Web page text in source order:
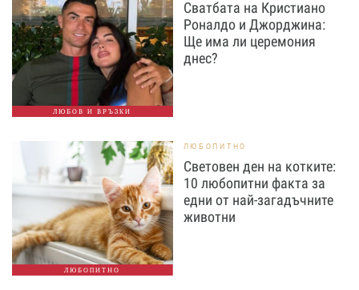
ЛЮБОВ И ВРЪЗКИ
Сватбата на Кристиано
Роналдо и Джорджина:
Ще има ли церемония
днес?
ЛЮБОПИТНО
ЛЮБОПИТНО
Световен ден на котките:
10 любопитни факта за
едни от най-загадъчните
животни